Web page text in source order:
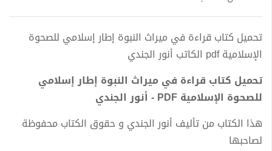
تحميل كتاب قراءة في ميراث النبوة إطار إسلامي للصحوة
الإسلامية pdf الكاتب أنور الجندي
تحميل كتاب قراءة في ميراث النبوة إطار إسلامي
للصحوة الإسلامية PDF - أنور الجندي
هذا الكتاب من تأليف أنور الجندي و حقوق الكتاب محفوظة
لصاحبها